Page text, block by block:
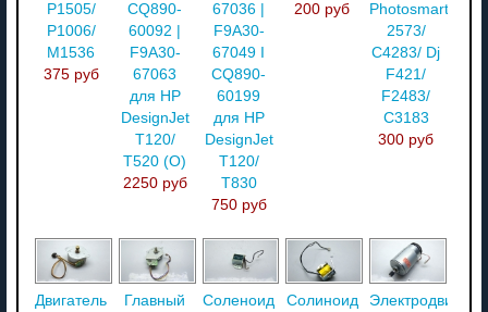
P1505/
P1006/
M1536
375 руб
CQ890-
60092 |
F9A30-
67063
для HP
DesignJet
T120/
T520 (O)
2250 руб
67036 |
F9A30-
67049 I
CQ890-
60199
для HP
DesignJet
T120/
T830
750 руб
200 руб
Photosmart
2573/
C4283/ Dj
F421/
F2483/
C3183
300 руб
Двигатель
Главный
Соленоид
Солиноид